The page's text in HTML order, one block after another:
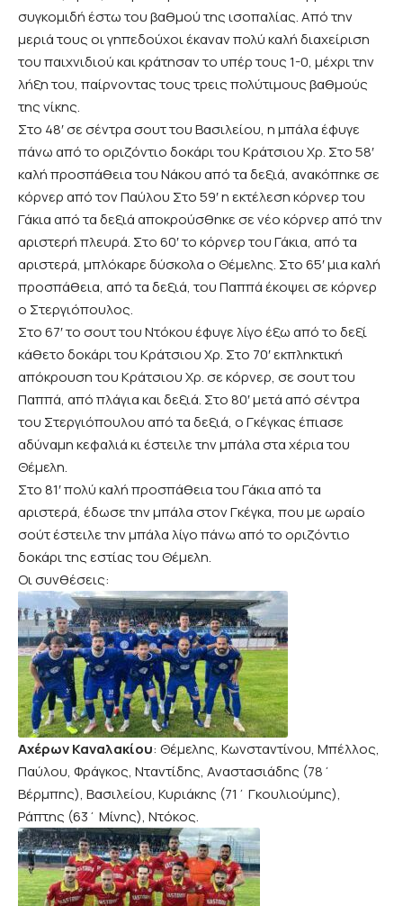
συγκομιδή έστω του βαθμού της ισοπαλίας. Από την
μεριά τους οι γηπεδούχοι έκαναν πολύ καλή διαχείριση
του παιχνιδιού και κράτησαν το υπέρ τους 1-0, μέχρι την
λήξη του, παίρνοντας τους τρεις πολύτιμους βαθμούς
της νίκης.
Στο 48′ σε σέντρα σουτ του Βασιλείου, η μπάλα έφυγε
πάνω από το οριζόντιο δοκάρι του Κράτσιου Χρ. Στο 58′
καλή προσπάθεια του Νάκου από τα δεξιά, ανακόπηκε σε
κόρνερ από τον Παύλου Στο 59′ η εκτέλεση κόρνερ του
Γάκια από τα δεξιά αποκρούσθηκε σε νέο κόρνερ από την
αριστερή πλευρά. Στο 60′ το κόρνερ του Γάκια, από τα
αριστερά, μπλόκαρε δύσκολα ο Θέμελης. Στο 65′ μια καλή
προσπάθεια, από τα δεξιά, του Παππά έκοψει σε κόρνερ
ο Στεργιόπουλος.
Στο 67′ το σουτ του Ντόκου έφυγε λίγο έξω από το δεξί
κάθετο δοκάρι του Κράτσιου Χρ. Στο 70′ εκπληκτική
απόκρουση του Κράτσιου Χρ. σε κόρνερ, σε σουτ του
Παππά, από πλάγια και δεξιά. Στο 80′ μετά από σέντρα
του Στεργιόπουλου από τα δεξιά, ο Γκέγκας έπιασε
αδύναμη κεφαλιά κι έστειλε την μπάλα στα χέρια του
Θέμελη.
Στο 81′ πολύ καλή προσπάθεια του Γάκια από τα
αριστερά, έδωσε την μπάλα στον Γκέγκα, που με ωραίο
σούτ έστειλε την μπάλα λίγο πάνω από το οριζόντιο
δοκάρι της εστίας του Θέμελη.
Οι συνθέσεις:
Αχέρων Καναλακίου: Θέμελης, Κωνσταντίνου, Μπέλλος,
Παύλου, Φράγκος, Νταντίδης, Αναστασιάδης (78΄
Βέρμπης), Βασιλείου, Κυριάκης (71΄ Γκουλιούμης),
Ράπτης (63΄ Μίνης), Ντόκος.